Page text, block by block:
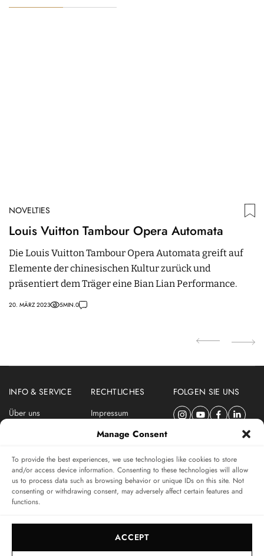
Manage Consent
To provide the best experiences, we use technologies like cookies to store
and/or access device information. Consenting to these technologies will allow
us to process data such as browsing behavior or unique IDs on this site. Not
consenting or withdrawing consent, may adversely affect certain features and
functions.
ACCEPT
NOVELTIES
Louis Vuitton Tambour Opera Automata
Die Louis Vuitton Tambour Opera Automata greift auf
Elemente der chinesischen Kultur zurück und
präsentiert dem Träger eine Bian Lian Performance.
20. MÄRZ 2023 5MIN.0
INFO & SERVICE
Über uns
RECHTLICHES
Impressum
Datenschutzerklärung
FOLGEN SIE UNS
ABONNIEREN SIE DEN SWISSWATCHES NEWSLETTER
Das unabhängige Magazin für Uhren-Connaisseurs
SUBSCRIBE